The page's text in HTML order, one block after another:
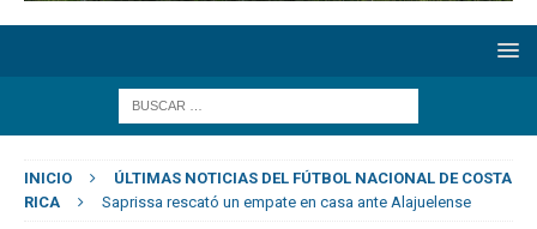
INICIO
ÚLTIMAS NOTICIAS DEL FÚTBOL NACIONAL DE COSTA
RICA
Saprissa rescató un empate en casa ante Alajuelense